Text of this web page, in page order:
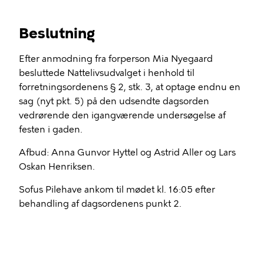
Beslutning
Efter anmodning fra forperson Mia Nyegaard
besluttede Nattelivsudvalget i henhold til
forretningsordenens § 2, stk. 3, at optage endnu en
sag (nyt pkt. 5) på den udsendte dagsorden
vedrørende den igangværende undersøgelse af
festen i gaden.
Afbud: Anna Gunvor Hyttel og Astrid Aller og Lars
Oskan Henriksen.
Sofus Pilehave ankom til mødet kl. 16:05 efter
behandling af dagsordenens punkt 2.